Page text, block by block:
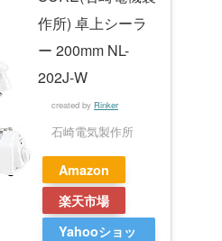
作所) 卓上シーラ
ー 200mm NL-
202J-W
created by Rinker
石崎電気製作所
Amazon
楽天市場
Yahooショッ